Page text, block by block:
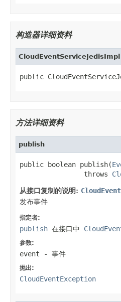
构造器详细资料
CloudEventServiceJedisImpl
public
方法详细资料
publish
public boolean publish(
                throws
从接口复制的说明:
发布事件
指定者:
publish 在接口中
参数:
event - 事件
抛出:
CloudEventException